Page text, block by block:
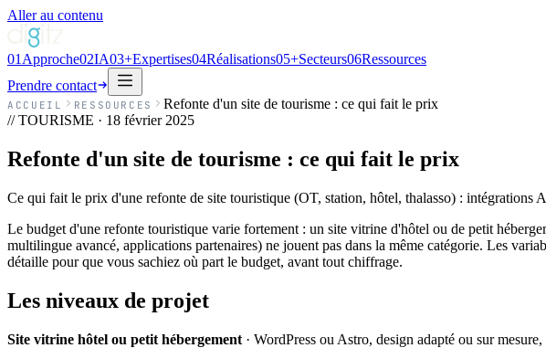
Aller au contenu
01 Approche02IA03+Expertises04Réalisations05+Secteurs06Ressources
Prendre contact
ACCUEIL RESSOURCES
Refonte d'un site de tourisme : ce qui fait le prix
// TOURISME · 18 février 2025
Refonte d'un site de tourisme : ce qui fait le prix
Ce qui fait le prix d'une refonte de site touristique (OT, station, hôtel, thalasso) :
Le budget d'une refonte touristique varie fortement : un site vitrine d'hôtel ou de petit
multilingue avancé, applications partenaires) ne jouent pas dans la même catégorie. Les
détaille pour que vous sachiez où part le budget, avant tout chiffrage.
Les niveaux de projet
Site vitrine hôtel ou petit hébergement · WordPress ou Astro, design adapté ou sur